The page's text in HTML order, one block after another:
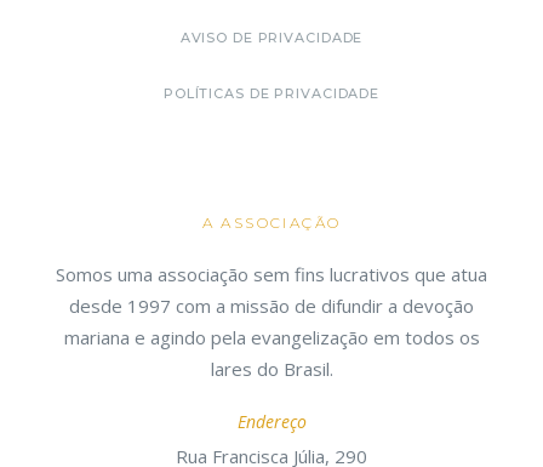
AVISO DE PRIVACIDADE
POLÍTICAS DE PRIVACIDADE
A ASSOCIAÇÃO
Somos uma associação sem fins lucrativos que atua
desde 1997 com a missão de difundir a devoção
mariana e agindo pela evangelização em todos os
lares do Brasil.
Endereço
Rua Francisca Júlia, 290